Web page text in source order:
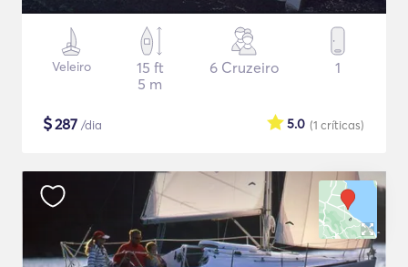
Veleiro
15 ft
5 m
6 Cruzeiro 1
$287 /dia (1 críticas)
5.0